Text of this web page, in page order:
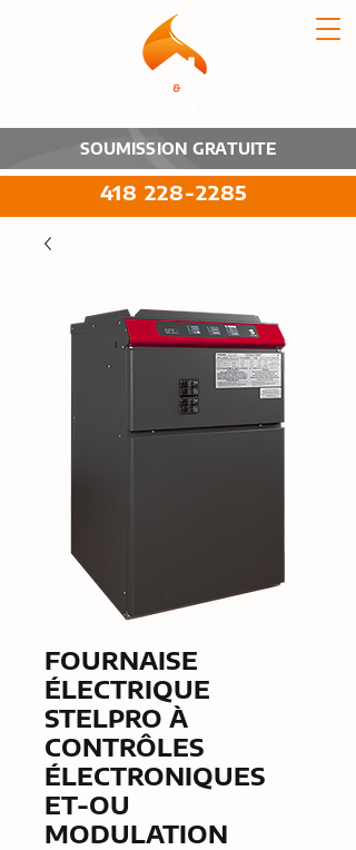
418 228-2285
SOUMISSION GRATUITE
FOURNAISE
ÉLECTRIQUE
STELPRO À
CONTRÔLES
ÉLECTRONIQUES
ET-OU
MODULATION